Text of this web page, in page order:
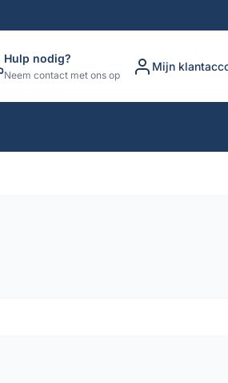
Hulp nodig?
Neem contact met ons op
Mijn